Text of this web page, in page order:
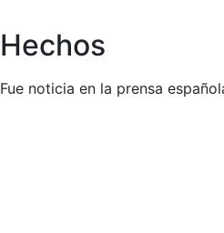
Hechos
Fue noticia en la prensa